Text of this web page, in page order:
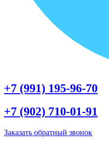
+7 (991) 195-96-70
+7 (902) 710-01-91
Заказать обратный звонок